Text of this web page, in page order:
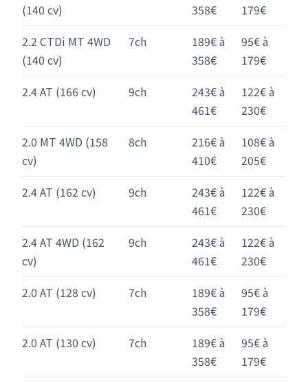
(140 cv)
358€
179€
2.2 CTDi MT 4WD
(140 cv)
7ch
189€ à
358€
95€ à
179€
2.4 AT (166 cv)
9ch
243€ à
461€
122€ à
230€
2.0 MT 4WD (158
cv)
8ch
216€ à
410€
108€ à
205€
2.4 AT (162 cv)
9ch
243€ à
461€
122€ à
230€
2.4 AT 4WD (162
cv)
9ch
243€ à
461€
122€ à
230€
2.0 AT (128 cv)
7ch
189€ à
358€
95€ à
179€
2.0 AT (130 cv)
7ch
189€ à
358€
95€ à
179€